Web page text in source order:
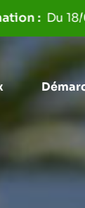
18/06 au